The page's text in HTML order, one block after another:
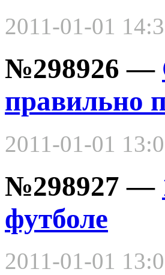
2011-01-01
№298926 —
правильно
2011-01-01
№298927 —
футболе
2011-01-01